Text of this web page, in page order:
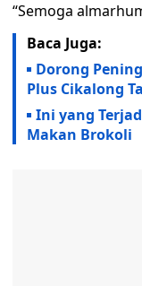
“Semoga
Baca Juga:
Dorong
Plus Cikalong
Ini yang
Makan Brokoli